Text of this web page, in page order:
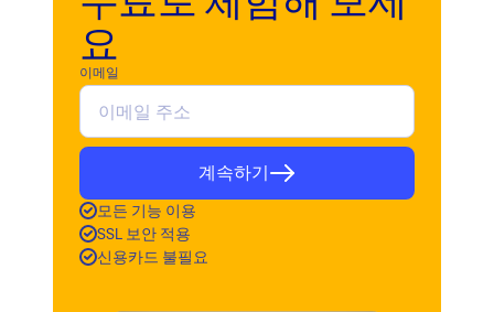
요
이메일
계속하기
모든 기능 이용
SSL 보안 적용
신용카드 불필요